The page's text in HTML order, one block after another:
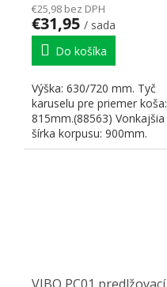
€25,98 bez DPH
€31,95 / sada
Do košíka
Výška: 630/720 mm. Tyč
karuselu pre priemer koša:
815mm.(88563) Vonkajšia
šírka korpusu: 900mm.